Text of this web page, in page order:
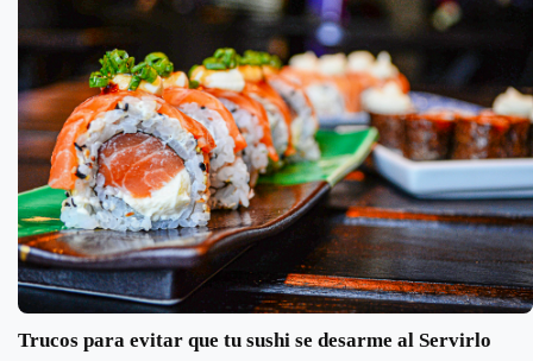
Trucos para evitar que tu sushi se desarme al Servirlo